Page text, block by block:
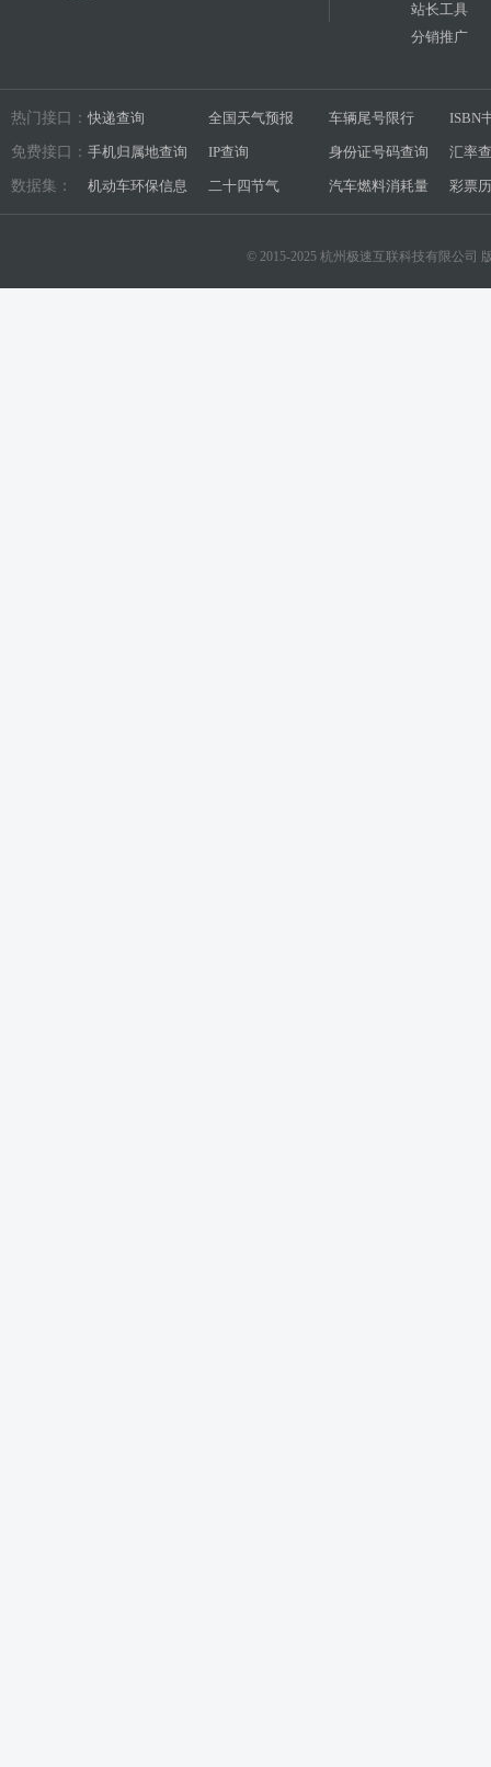
站长工具
分销推广
热门接口： 快递查询 全国天气预报 车辆尾号限行 ISBN
免费接口： 手机归属地查询 IP查询 身份证号码查询 汇率
数据集： 机动车环保信息 二十四节气 汽车燃料消耗量 彩票
© 2015-2025 杭州极速互联科技有限公司